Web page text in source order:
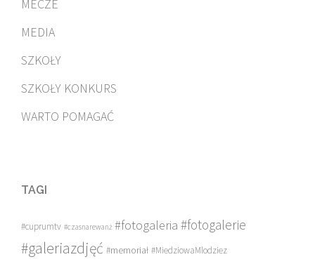
MECZE
MEDIA
SZKOŁY
SZKOŁY KONKURS
WARTO POMAGAĆ
TAGI
#cuprumtv #czasnarewanż #fotogaleria #fotogalerie
#galeriazdjęć #memoriał #MiedziowaMlodziez